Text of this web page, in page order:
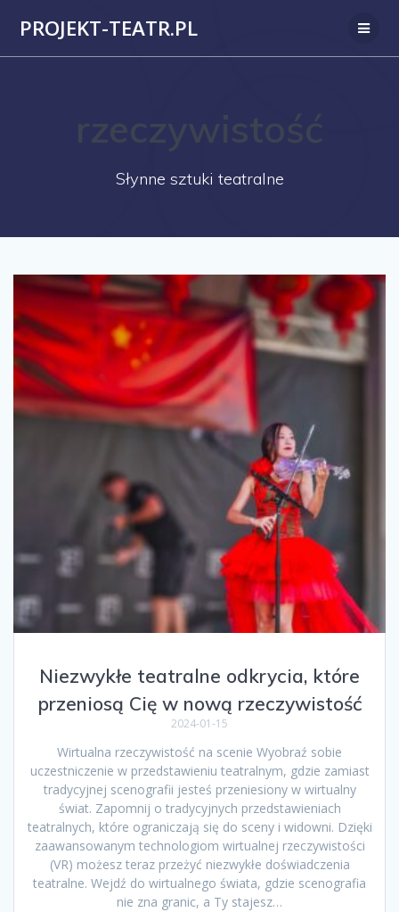
PROJEKT-TEATR.PL
Słynne sztuki teatralne
Niezwykłe teatralne odkrycia, które
przeniosą Cię w nową rzeczywistość
2024-01-15
Wirtualna rzeczywistość na scenie Wyobraź sobie
uczestniczenie w przedstawieniu teatralnym, gdzie zamiast
tradycyjnej scenografii jesteś przeniesiony w wirtualny
świat. Zapomnij o tradycyjnych przedstawieniach
teatralnych, które ograniczają się do sceny i widowni. Dzięki
zaawansowanym technologiom wirtualnej rzeczywistości
(VR) możesz teraz przeżyć niezwykłe doświadczenia
teatralne. Wejdź do wirtualnego świata, gdzie scenografia
nie zna granic, a Ty stajesz…